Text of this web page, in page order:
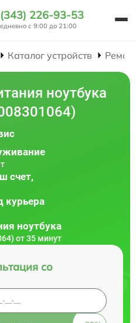
226-93-53
с 9:00 до 21:00
Каталог устройств
ноутбука
счет,
курьера
ноутбука
от 35 минут
со